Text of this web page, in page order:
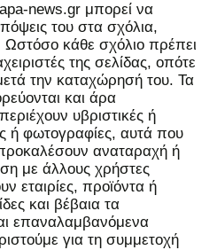
news.gr μπορεί να
του στα σχόλια,
Ωστόσο κάθε σχόλιο πρέπει
της σελίδας, οπότε
την καταχώρησή του. Τα
και άρα
υβριστικές ή
ή φωτογραφίες, αυτά που
αναταραχή ή
με άλλους χρήστες
εταιρίες, προϊόντα ή
και βέβαια τα
επαναλαμβανόμενα
για τη συμμετοχή